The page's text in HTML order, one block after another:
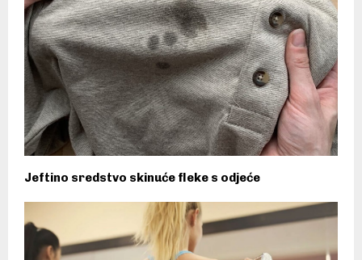
Jeftino sredstvo skinuće fleke s odjeće